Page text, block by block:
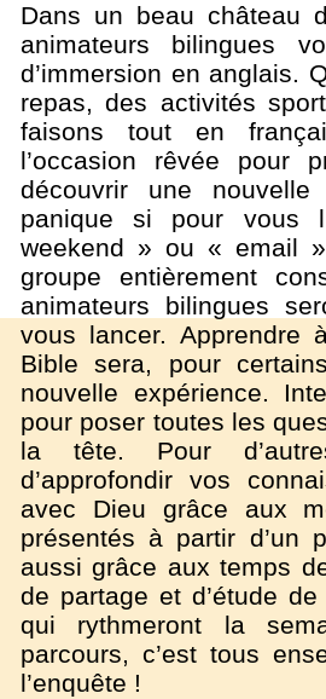
Dans un beau château
animateurs bilingues
d’immersion en anglais.
repas, des activités
faisons tout en
l’occasion rêvée pour
découvrir une
panique si pour vous
weekend » ou « email
groupe entièrement
animateurs bilingues
vous lancer. Apprendre
Bible sera, pour
nouvelle expérience.
pour poser toutes les
la tête. Pour
d’approfondir vos
avec Dieu grâce aux
présentés à partir d’un
aussi grâce aux temps
de partage et d’étude
qui rythmeront la
parcours, c’est tous
l’enquête !